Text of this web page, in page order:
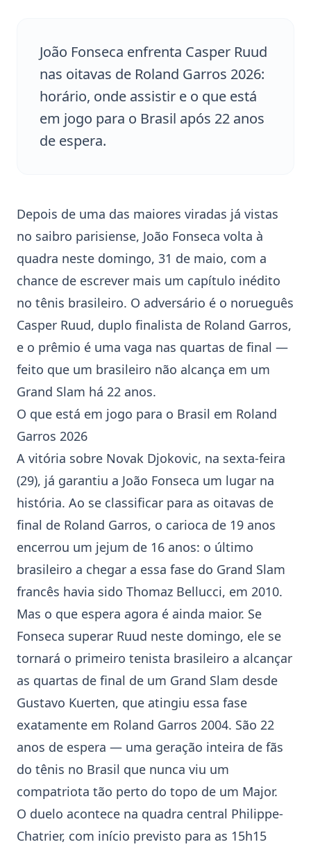
João Fonseca enfrenta Casper Ruud
nas oitavas de Roland Garros 2026:
horário, onde assistir e o que está
em jogo para o Brasil após 22 anos
de espera.
Depois de uma das maiores viradas já vistas
no saibro parisiense, João Fonseca volta à
quadra neste domingo, 31 de maio, com a
chance de escrever mais um capítulo inédito
no tênis brasileiro. O adversário é o norueguês
Casper Ruud, duplo finalista de Roland Garros,
e o prêmio é uma vaga nas quartas de final —
feito que um brasileiro não alcança em um
Grand Slam há 22 anos.
O que está em jogo para o Brasil em Roland
Garros 2026
A vitória sobre Novak Djokovic, na sexta-feira
(29), já garantiu a João Fonseca um lugar na
história. Ao se classificar para as oitavas de
final de Roland Garros, o carioca de 19 anos
encerrou um jejum de 16 anos: o último
brasileiro a chegar a essa fase do Grand Slam
francês havia sido Thomaz Bellucci, em 2010.
Mas o que espera agora é ainda maior. Se
Fonseca superar Ruud neste domingo, ele se
tornará o primeiro tenista brasileiro a alcançar
as quartas de final de um Grand Slam desde
Gustavo Kuerten, que atingiu essa fase
exatamente em Roland Garros 2004. São 22
anos de espera — uma geração inteira de fãs
do tênis no Brasil que nunca viu um
compatriota tão perto do topo de um Major.
O duelo acontece na quadra central Philippe-
Chatrier, com início previsto para as 15h15